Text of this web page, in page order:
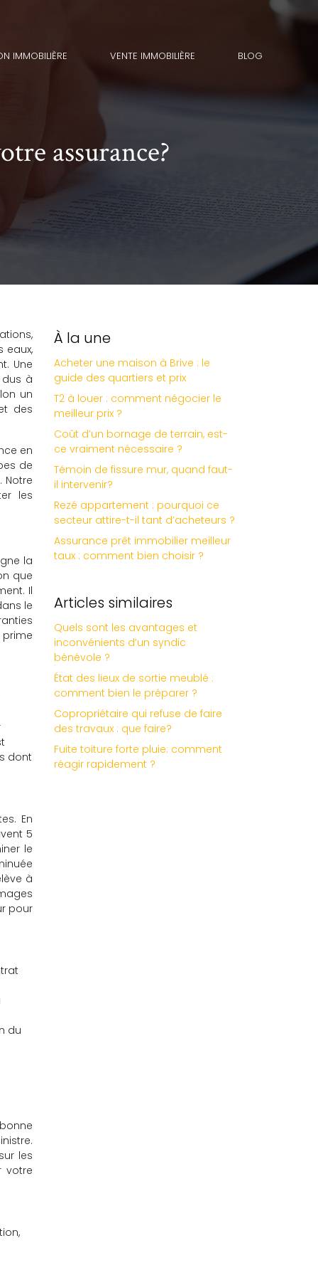
IMMOBILIÈRE VENTE IMMOBILIÈRE BLOG
assurance?
eaux,
Une
dus à
un
des
en
de
Notre
les
la
que
Il
le
dont
En
5
le
à
pour
du
les
votre
À la une
Acheter une maison à Brive : le
guide des quartiers et prix
T2 à louer : comment négocier le
meilleur prix ?
Coût d’un bornage de terrain, est-
ce vraiment nécessaire ?
Témoin de fissure mur, quand faut-
il intervenir?
Rezé appartement : pourquoi ce
secteur attire-t-il tant d’acheteurs ?
Assurance prêt immobilier meilleur
taux : comment bien choisir ?
Articles similaires
Quels sont les avantages et
inconvénients d’un syndic
bénévole ?
État des lieux de sortie meublé :
comment bien le préparer ?
Copropriétaire qui refuse de faire
des travaux : que faire?
Fuite toiture forte pluie: comment
réagir rapidement ?